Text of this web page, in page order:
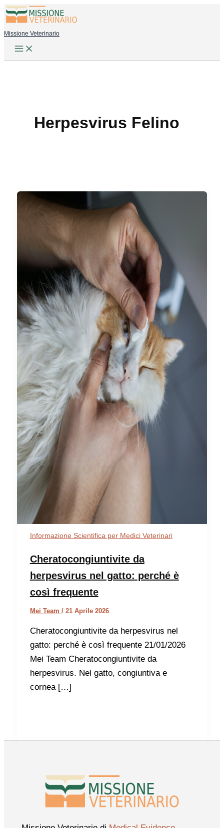
Vai
al
contenuto
Missione Veterinario
Herpesvirus Felino
Informazione Scientifica per Medici Veterinari
Cheratocongiuntivite da
herpesvirus nel gatto: perché è
così frequente
Mei Team / 21 Aprile 2026
Cheratocongiuntivite da herpesvirus nel
gatto: perché è così frequente 21/01/2026
Mei Team Cheratocongiuntivite da
herpesvirus. Nel gatto, congiuntiva e
cornea […]